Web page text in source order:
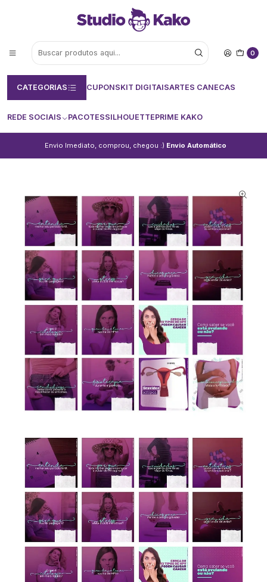
0
CATEGORIAS CUPONSKIT DIGITAISARTES CANECAS
REDE SOCIAIS PACOTESSILHOUETTEPRIME KAKO
Envio Imediato, comprou, chegou :) Envio Automático